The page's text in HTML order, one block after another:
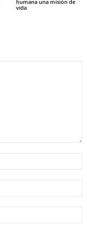
humana una misión de
vida